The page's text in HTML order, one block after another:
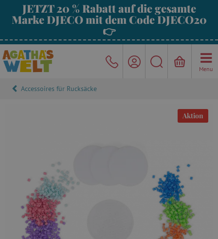
JETZT 20 % Rabatt auf die gesamte
Marke DJECO mit dem Code DJECO20
👉
Menu
Accessoires für Rucksäcke
Aktion